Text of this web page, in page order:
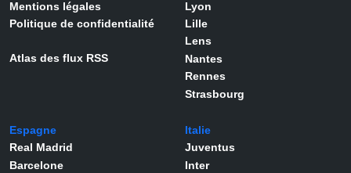
Mentions légales
Politique de confidentialité
Atlas des flux RSS
Lyon
Lille
Lens
Nantes
Rennes
Strasbourg
Espagne
Real Madrid
Barcelone
Italie
Juventus
Inter